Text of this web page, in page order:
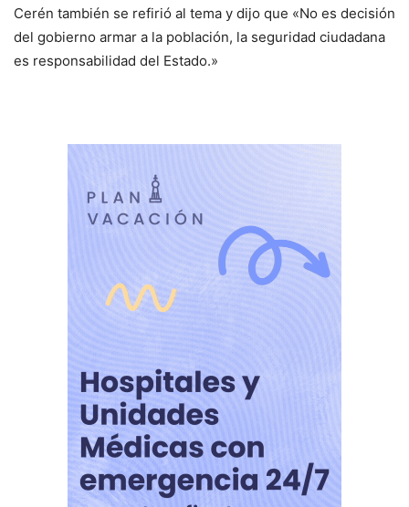
Cerén también se refirió al tema y dijo que «No es decisión
del gobierno armar a la población, la seguridad ciudadana
es responsabilidad del Estado.»